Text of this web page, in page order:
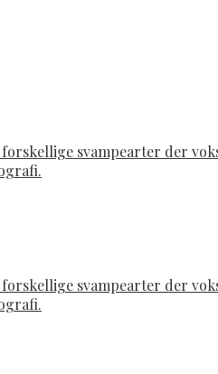
svampearter der
svampearter der